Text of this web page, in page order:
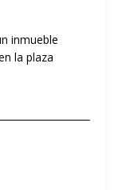
inmueble
la plaza